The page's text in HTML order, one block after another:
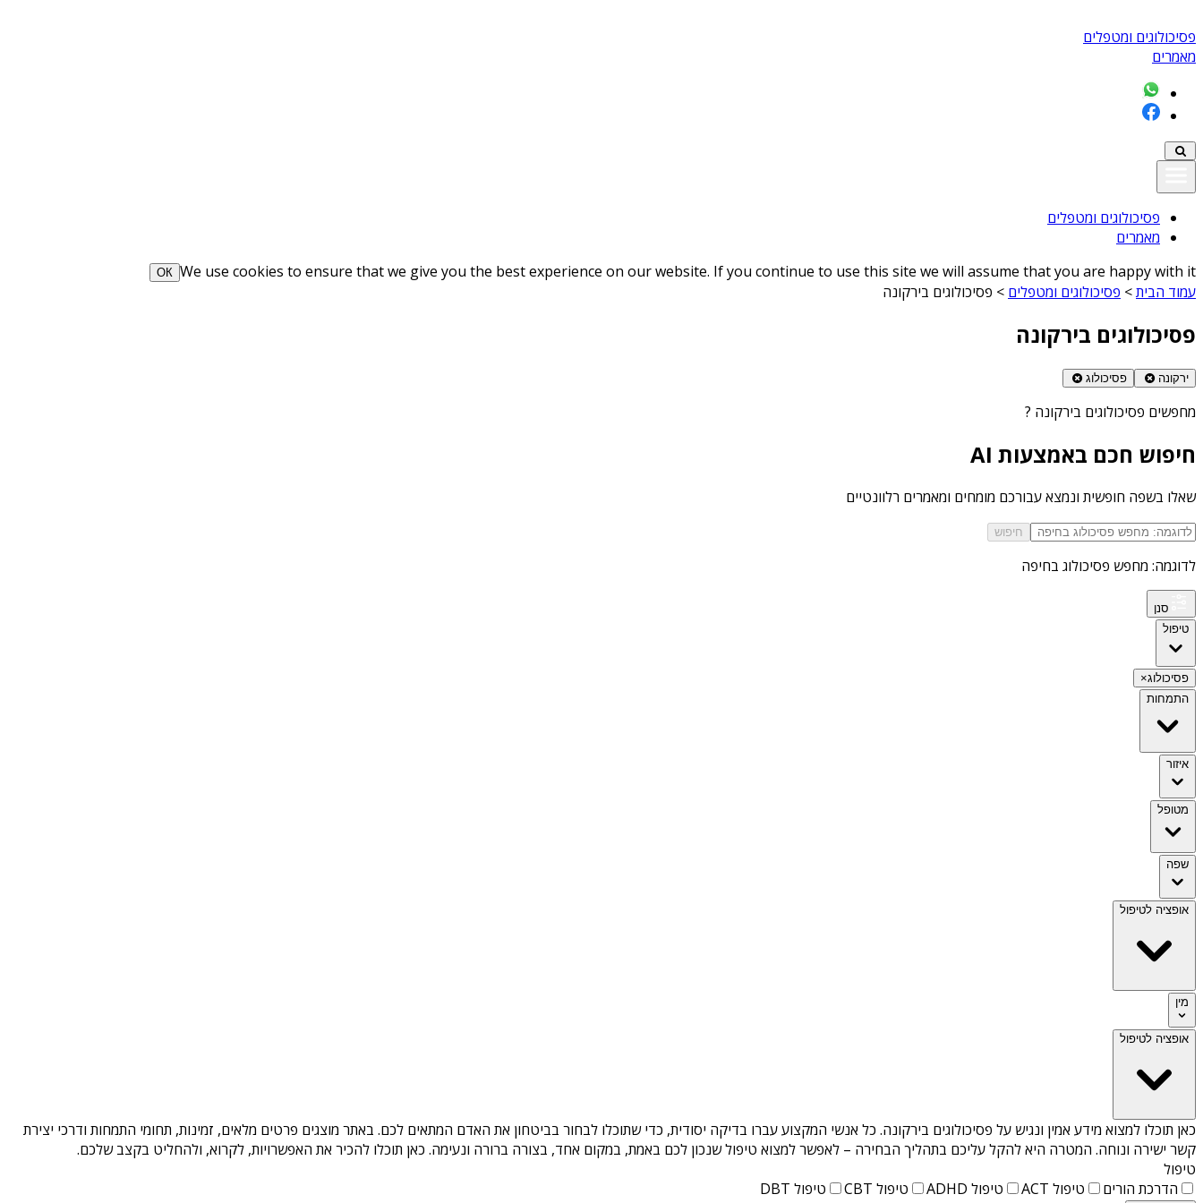
פסיכולוגים ומטפלים
מאמרים
פסיכולוגים ומטפלים
מאמרים
We use cookies to ensure that we give you the best experience on our website. If you continue to use this site we will assume that you are happy with it
ОК
עמוד הבית> פסיכולוגים ומטפלים > פסיכולוגים בירקונה
פסיכולוגים בירקונה
ירקונה פסיכולוג
מחפשים פסיכולוגים בירקונה ?
חיפוש חכם באמצעות AI
שאלו בשפה חופשית ונמצא עבורכם מומחים ומאמרים רלוונטיים
חיפוש
לדוגמה: מחפש פסיכולוג בחיפה
סנן
טיפול
פסיכולוג×
התמחות
איזור
מטופל
שפה
אופציה לטיפול
מין
אופציה לטיפול
כאן תוכלו למצוא מידע אמין ונגיש על פסיכולוגים בירקונה. כל אנשי המקצוע עברו בדיקה יסודית, כדי שתוכלו לבחור בביטחון את האדם המתאים לכם. באתר מוצגים פרטים מלאים, זמינות, תחומי התמחות ודרכי יצירת
קשר ישירה ונוחה. המטרה היא להקל עליכם בתהליך הבחירה – לאפשר למצוא טיפול שנכון לכם באמת, במקום אחד, בצורה ברורה ונעימה. כאן תוכלו להכיר את האפשרויות, לקרוא, ולהחליט בקצב שלכם.
טיפול
הדרכת הורים
טיפול ACT טיפול ADHD טיפול CBT טיפול DBT